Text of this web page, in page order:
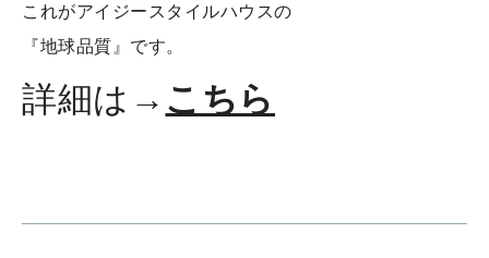
これがアイジースタイルハウスの
『地球品質』です。
詳細は→ こちら